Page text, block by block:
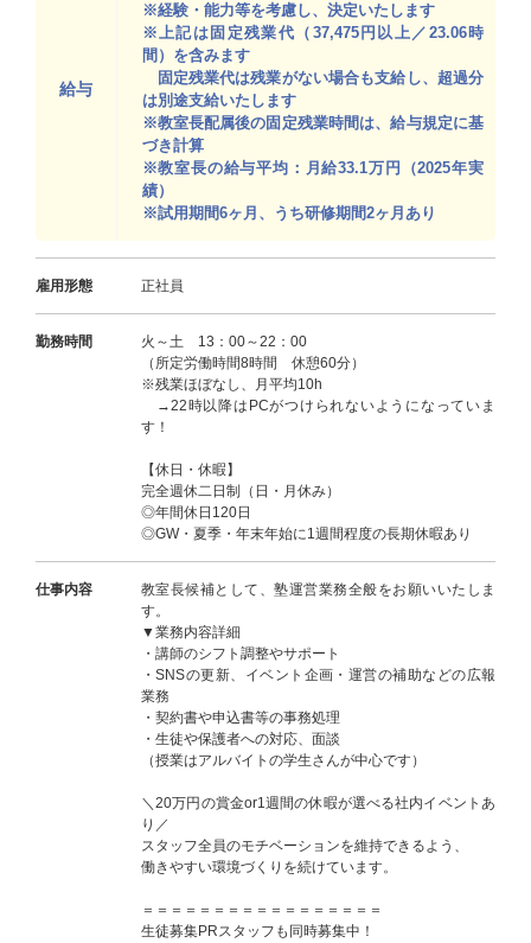
給与
※経験・能力等を考慮し、決定いたします
※上記は固定残業代（37,475円以上／23.06時
間）を含みます
固定残業代は残業がない場合も支給し、超過分
は別途支給いたします
※教室長配属後の固定残業時間は、給与規定に基
づき計算
※教室長の給与平均：月給33.1万円（2025年実
績）
※試用期間6ヶ月、うち研修期間2ヶ月あり
雇用形態 正社員
勤務時間
火～土 13：00～22：00
（所定労働時間8時間 休憩60分）
※残業ほぼなし、月平均10h
→22時以降はPCがつけられないようになっていま
す！
【休日・休暇】
完全週休二日制（日・月休み）
◎年間休日120日
◎GW・夏季・年末年始に1週間程度の長期休暇あり
仕事内容
教室長候補として、塾運営業務全般をお願いいたしま
す。
▼業務内容詳細
・講師のシフト調整やサポート
・SNSの更新、イベント企画・運営の補助などの広報
業務
・契約書や申込書等の事務処理
・生徒や保護者への対応、面談
（授業はアルバイトの学生さんが中心です）
＼20万円の賞金or1週間の休暇が選べる社内イベントあ
り／
スタッフ全員のモチベーションを維持できるよう、
働きやすい環境づくりを続けています。
＝＝＝＝＝＝＝＝＝＝＝＝＝＝＝＝＝
生徒募集PRスタッフも同時募集中！